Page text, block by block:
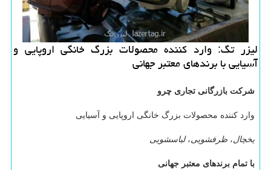
لیزر تگ: وارد كننده محصولات بزرگ خانگی اروپایی و
آسیایی با برندهای معتبر جهانی
شرکت بازرگانی تجاری چرو
وارد کننده محصولات بزرگ خانگی اروپایی و آسیایی
یخچال، ظرفشویی،لباسشویی
با تمام برندهای معتبر جهانی